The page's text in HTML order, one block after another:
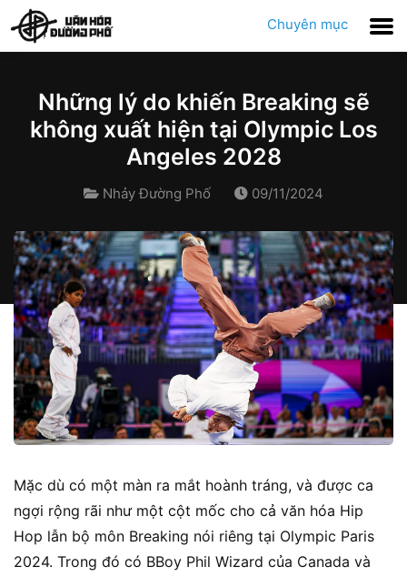
Chuyên mục
Những lý do khiến Breaking sẽ
không xuất hiện tại Olympic Los
Angeles 2028
Nhảy Đường Phố 09/11/2024
Mặc dù có một màn ra mắt hoành tráng, và được ca
ngợi rộng rãi như một cột mốc cho cả văn hóa Hip
Hop lẫn bộ môn Breaking nói riêng tại Olympic Paris
2024. Trong đó có BBoy Phil Wizard của Canada và